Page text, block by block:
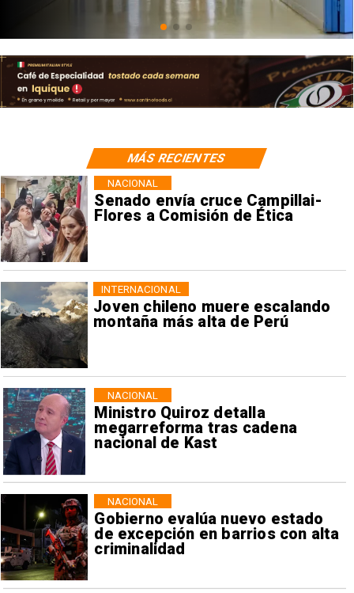
Senado envía cruce Campillai-
Flores a Comisión de Ética
NACIONAL
Joven chileno muere escalando
montaña más alta de Perú
INTERNACIONAL
Ministro Quiroz detalla
megarreforma tras cadena
nacional de Kast
NACIONAL
Gobierno evalúa nuevo estado
de excepción en barrios con alta
criminalidad
NACIONAL
MÁS RECIENTES